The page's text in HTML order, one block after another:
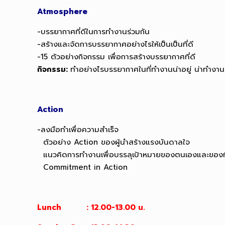
Atmosphere
-บรรยากาศที่ดีในการทำงานร่วมกัน
-สร้างและจัดการบรรยากาศอย่างไรให้เป็นเป็นที่ดี
-15 ตัวอย่างกิจกรรม เพื่อการสร้างบรรยากาศที่ดี
กิจกรรม: ทำอย่างไรบรรยากาศในที่ทำงานน่าอยู่ น่าทำงาน
Action
-ลงมือทำเพื่อความสำเร็จ
ตัวอย่าง Action ของผู้นำสร้างแรงบันดาลใจ
แนวคิดการทำงานเพื่อบรรลุเป้าหมายของตนเองและขอ
Commitment in Action
Lunch : 12.00-13.00 น.